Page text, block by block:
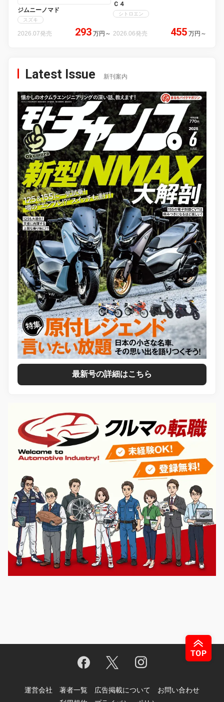
ジムニーノマド
スズキ
2026.07発売 293 万円 ～
Ｃ４
シトロエン
2026.06発売 455 万円 ～
Latest Issue 新刊案内
最新号の詳細はこちら
運営会社 著者一覧 広告掲載について
お問い合わせ